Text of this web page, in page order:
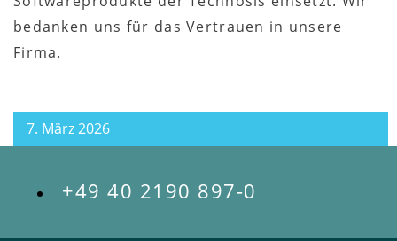
bedanken uns für das Vertrauen in unsere
Firma.
7. März 2026
+49 40 2190 897-0